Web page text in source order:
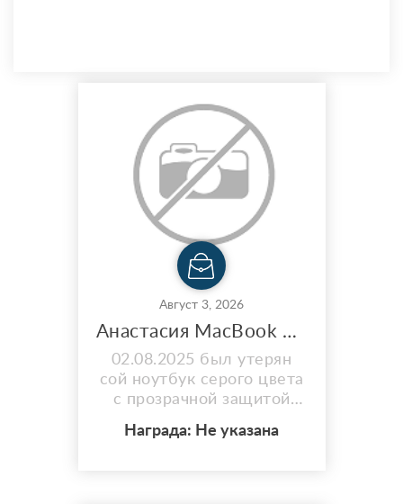
Август 3, 2026
Анастасия MacBook Pro m5 14 16/512 гб|
02.08.2025 был утерян
сой ноутбук серого цвета
с прозрачной защитой
Фучика-Веденяпина
Награда: Не указана